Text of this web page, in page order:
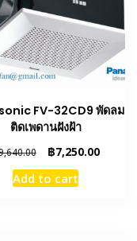
FV-32CD9 พัดลม
ติดเพดานฝังฝ้า
Original
price
was:
฿7,250.00Current
Add to cart